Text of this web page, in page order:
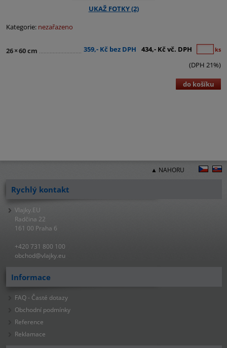
Kategorie: nezařazeno
26×60 cm 359,- Kč bez DPH 434,- Kč vč. DPH ks
(DPH 21%)
do košíku
▲ NAHORU
Rychlý kontakt
Vlajky.EU
Radčina 22
161 00 Praha 6
+420 731 800 100
obchod@vlajky.eu
Informace
FAQ - Časté dotazy
Obchodní podmínky
Reference
Reklamace